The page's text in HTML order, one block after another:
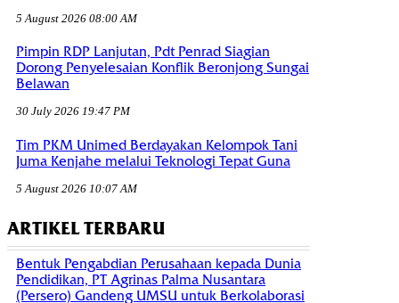
5 August 2026 08:00 AM
Pimpin RDP Lanjutan, Pdt Penrad Siagian
Dorong Penyelesaian Konflik Beronjong Sungai
Belawan
30 July 2026 19:47 PM
Tim PKM Unimed Berdayakan Kelompok Tani
Juma Kenjahe melalui Teknologi Tepat Guna
5 August 2026 10:07 AM
ARTIKEL TERBARU
Bentuk Pengabdian Perusahaan kepada Dunia
Pendidikan, PT Agrinas Palma Nusantara
(Persero) Gandeng UMSU untuk Berkolaborasi